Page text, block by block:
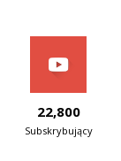
22,800
Subskrybujący